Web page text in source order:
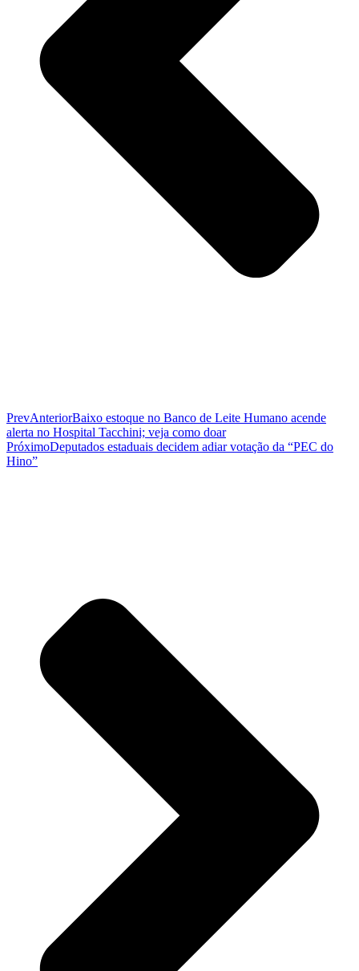
PrevAnteriorBaixo estoque no Banco de Leite Humano acende
alerta no Hospital Tacchini; veja como doar
PróximoDeputados estaduais decidem adiar votação da “PEC do
Hino”